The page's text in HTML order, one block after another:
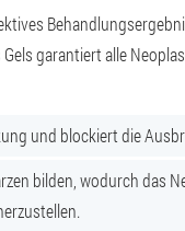
garantiert alle
und blockiert die
bilden, wodurch das